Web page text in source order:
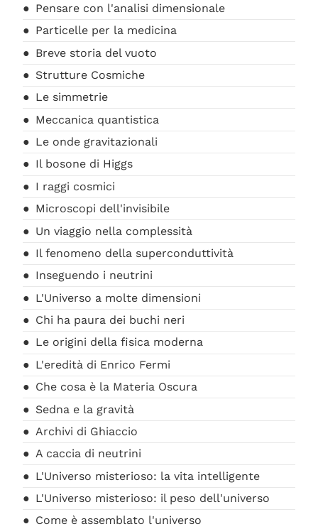
Pensare con l'analisi dimensionale
Particelle per la medicina
Breve storia del vuoto
Strutture Cosmiche
Le simmetrie
Meccanica quantistica
Le onde gravitazionali
Il bosone di Higgs
I raggi cosmici
Microscopi dell'invisibile
Un viaggio nella complessità
Il fenomeno della superconduttività
Inseguendo i neutrini
L'Universo a molte dimensioni
Chi ha paura dei buchi neri
Le origini della fisica moderna
L'eredità di Enrico Fermi
Che cosa è la Materia Oscura
Sedna e la gravità
Archivi di Ghiaccio
A caccia di neutrini
L'Universo misterioso: la vita intelligente
L'Universo misterioso: il peso dell'universo
Come è assemblato l'universo